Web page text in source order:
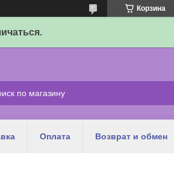
Корзина
Оплата Возврат и обмен